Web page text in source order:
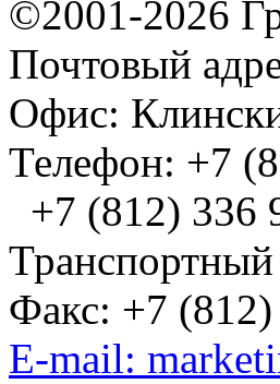
©2001-2026
Почтовый
Офис:
Телефон: +7
+7 (812) 336
Факс: +7
E-mail: